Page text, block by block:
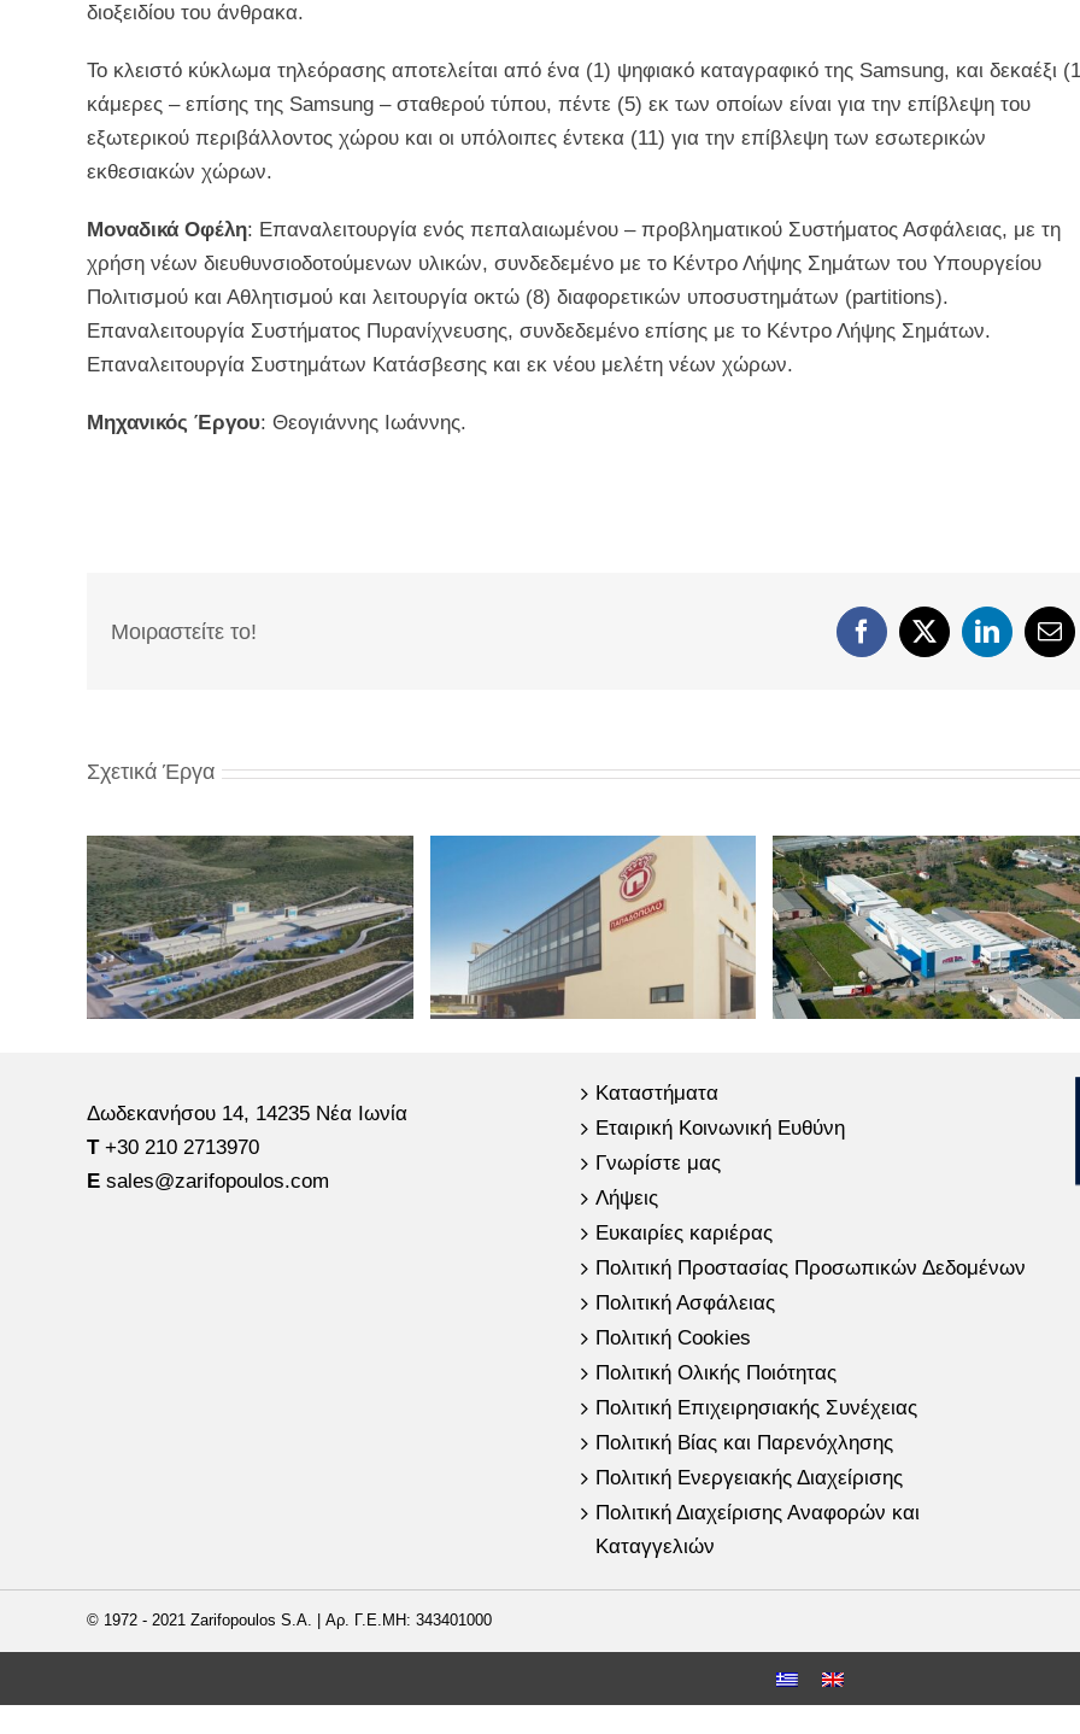
διοξειδίου του άνθρακα.
Το κλειστό κύκλωμα τηλεόρασης αποτελείται από ένα (1) ψηφιακό καταγραφικό της Samsung, και δεκαέξι
κάμερες – επίσης της Samsung – σταθερού τύπου, πέντε (5) εκ των οποίων είναι για την επίβλεψη του
εξωτερικού περιβάλλοντος χώρου και οι υπόλοιπες έντεκα (11) για την επίβλεψη των εσωτερικών
εκθεσιακών χώρων.
Μοναδικά Οφέλη: Επαναλειτουργία ενός πεπαλαιωμένου – προβληματικού Συστήματος Ασφάλειας, με τη
χρήση νέων διευθυνσιοδοτούμενων υλικών, συνδεδεμένο με το Κέντρο Λήψης Σημάτων του Υπουργείου
Πολιτισμού και Αθλητισμού και λειτουργία οκτώ (8) διαφορετικών υποσυστημάτων (partitions).
Επαναλειτουργία Συστήματος Πυρανίχνευσης, συνδεδεμένο επίσης με το Κέντρο Λήψης Σημάτων.
Επαναλειτουργία Συστημάτων Κατάσβεσης και εκ νέου μελέτη νέων χώρων.
Μηχανικός Έργου: Θεογιάννης Ιωάννης.
Μοιραστείτε το! Facebook
X LinkedIn
Σχετικά Έργα
Καταστήματα της αλυσίδας
Δωδεκανήσου 14, 14235 Νέα Ιωνία
Τ+30 210 2713970
E sales@zarifopoulos.com
Καταστήματα
Εταιρική Κοινωνική Ευθύνη
Γνωρίστε μας
Λήψεις
Ευκαιρίες καριέρας
Πολιτική Προστασίας Προσωπικών Δεδομένων
Πολιτική Ασφάλειας
Πολιτική Cookies
Πολιτική Ολικής Ποιότητας
Πολιτική Επιχειρησιακής Συνέχειας
Πολιτική Βίας και Παρενόχλησης
Πολιτική Ενεργειακής Διαχείρισης
Πολιτική Διαχείρισης Αναφορών και
Καταγγελιών
© 1972 - 2021 Zarifopoulos S.A. | Αρ. Γ.Ε.ΜΗ: 343401000